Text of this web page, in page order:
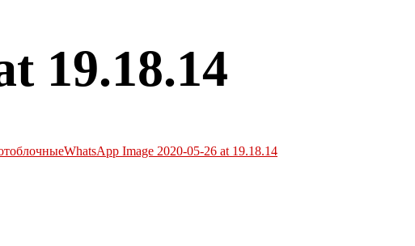
19.18.14
WhatsApp Image 2020-05-26 at 19.18.14